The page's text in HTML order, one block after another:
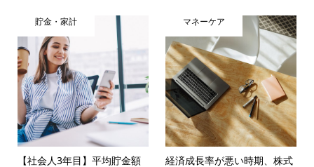
貯金・家計
【社会人3年目】平均貯金額
マネーケア
経済成長率が悪い時期、株式